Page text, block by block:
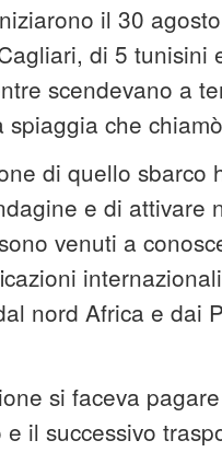
il 30
di 5 tunisini
scendevano a
spiaggia che
di quello sbarco
e di attivare
venuti a
nord Africa e dai
si faceva
il successivo